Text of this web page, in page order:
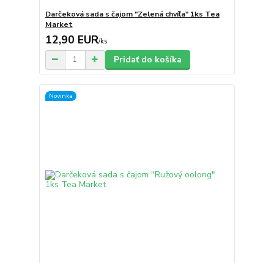
Darčeková sada s čajom "Zelená chvíľa" 1ks Tea
Market
12,90 EUR/ks
Pridať do košíka
Novinka